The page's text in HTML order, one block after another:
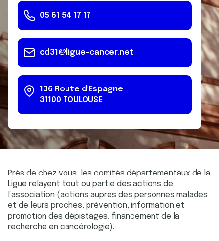
05 61 54 17 17
cd31@ligue-cancer.net
136 Route d'Espagne
31100 TOULOUSE
Près de chez vous, les comités départementaux de la
Ligue relayent tout ou partie des actions de
l’association (actions auprès des personnes malades
et de leurs proches, prévention, information et
promotion des dépistages, financement de la
recherche en cancérologie).